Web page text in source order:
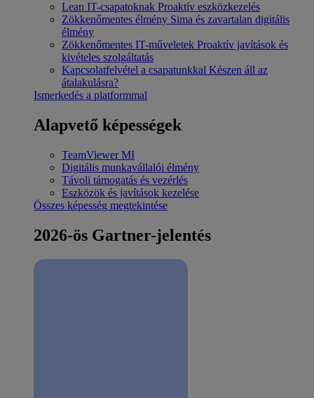
Lean IT-csapatoknak Proaktív eszközkezelés
Zökkenőmentes élmény Sima és zavartalan digitális
élmény
Zökkenőmentes IT-műveletek Proaktív javítások és
kivételes szolgáltatás
Kapcsolatfelvétel a csapatunkkal Készen áll az
átalakulásra?
Ismerkedés a platformmal
Alapvető képességek
TeamViewer MI
Digitális munkavállalói élmény
Távoli támogatás és vezérlés
Eszközök és javítások kezelése
Összes képesség megtekintése
2026-ös Gartner-jelentés